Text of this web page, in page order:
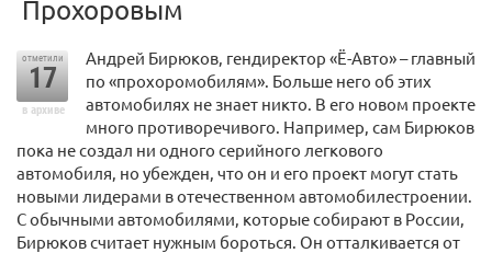
Прохоровым
отметили
17
в архиве
Андрей Бирюков, гендиректор «Ё-Авто» – главный
по «прохоромобилям». Больше него об этих
автомобилях не знает никто. В его новом проекте
много противоречивого. Например, сам Бирюков
пока не создал ни одного серийного легкового
автомобиля, но убежден, что он и его проект могут стать
новыми лидерами в отечественном автомобилестроении.
С обычными автомобилями, которые собирают в России,
Бирюков считает нужным бороться. Он отталкивается от